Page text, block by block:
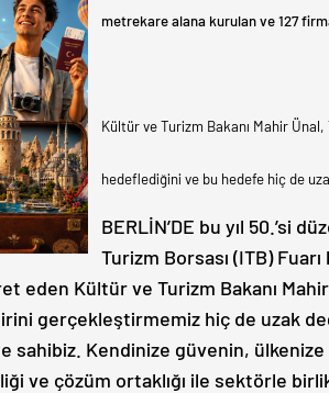
metrekare alana kurulan ve 127
Kültür ve Turizm Bakanı Mahir
hedeflediğini ve bu hedefe hiç de
BERLİN’DE bu yıl 50.’si
Turizm Borsası (ITB) Fuarı
eden Kültür ve Turizm Bakanı
gerçekleştirmemiz hiç de uzak
sahibiz. Kendinize güvenin,
ve çözüm ortaklığı ile sektörle